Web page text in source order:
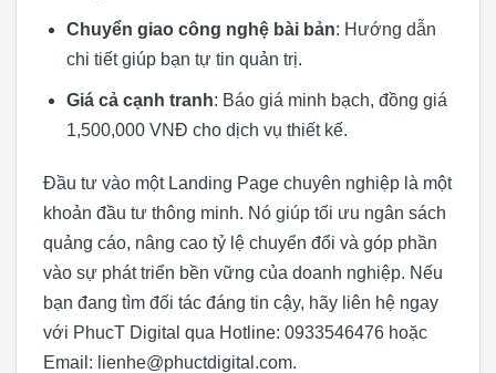
Chuyển giao công nghệ bài bản: Hướng dẫn
chi tiết giúp bạn tự tin quản trị.
Giá cả cạnh tranh: Báo giá minh bạch, đồng giá
1,500,000 VNĐ cho dịch vụ thiết kế.
Đầu tư vào một Landing Page chuyên nghiệp là một
khoản đầu tư thông minh. Nó giúp tối ưu ngân sách
quảng cáo, nâng cao tỷ lệ chuyển đổi và góp phần
vào sự phát triển bền vững của doanh nghiệp. Nếu
bạn đang tìm đối tác đáng tin cậy, hãy liên hệ ngay
với PhucT Digital qua Hotline: 0933546476 hoặc
Email: lienhe@phuctdigital.com.